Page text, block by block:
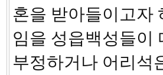
혼을 받아들이고자
임을 성읍백성들이
부정하거나 어리석